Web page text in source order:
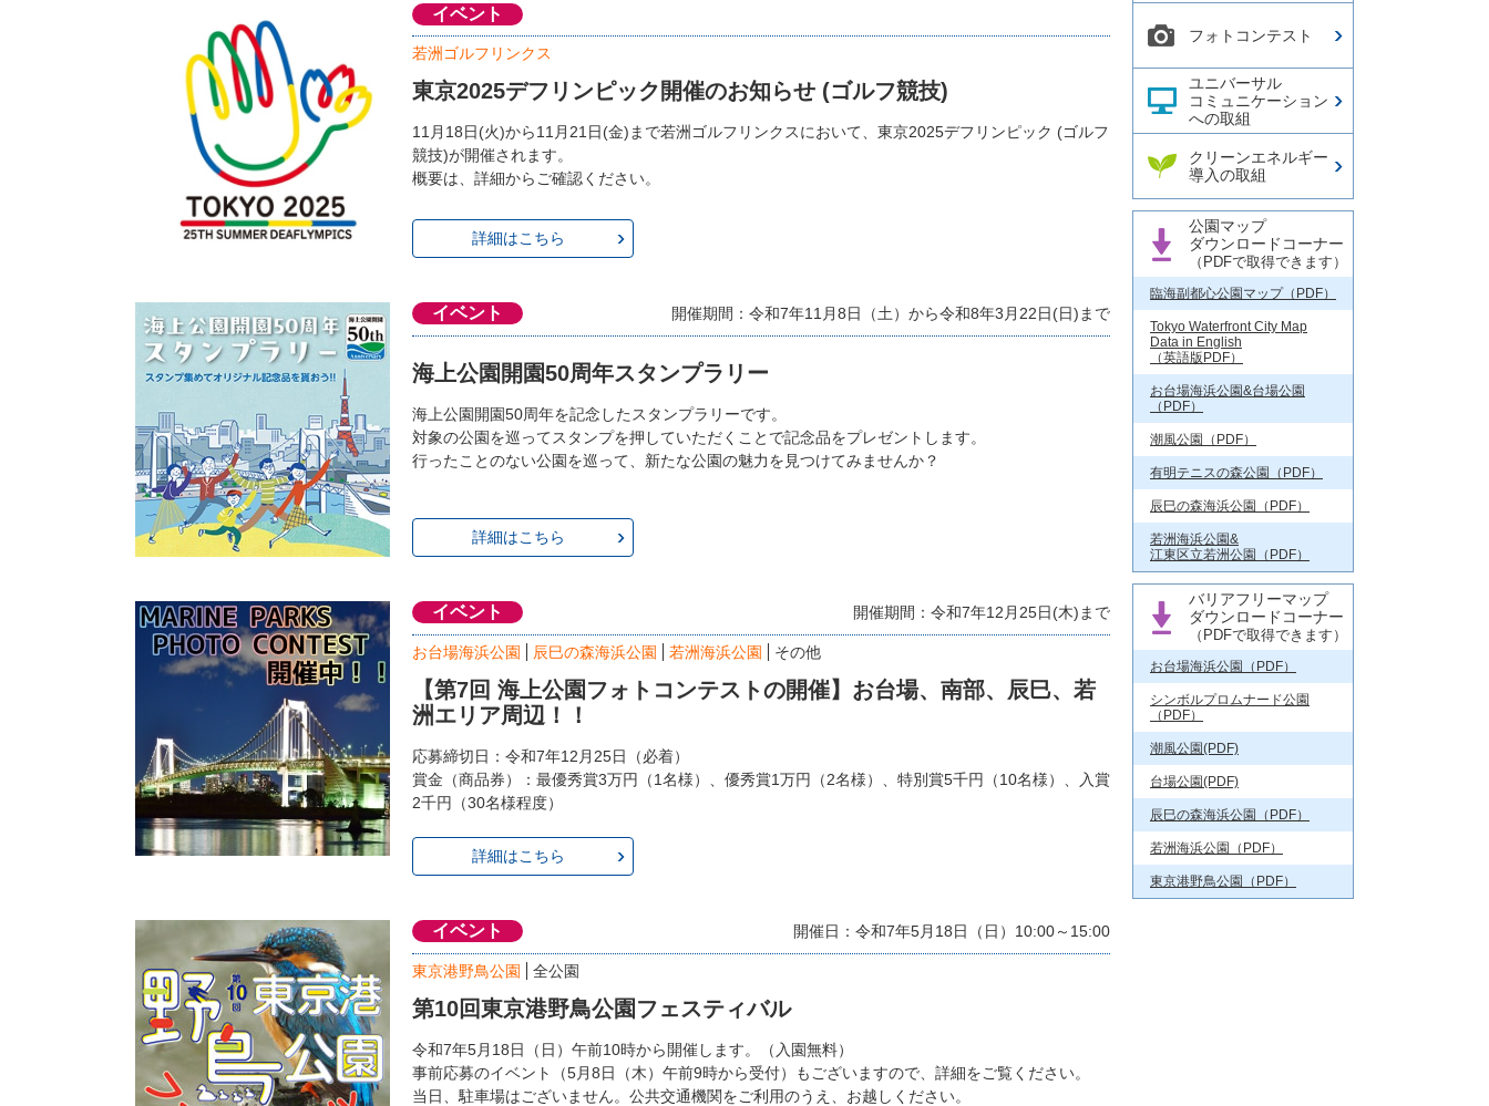
イベント
若洲ゴルフリンクス
東京2025デフリンピック開催のお知らせ (ゴルフ競技)
11月18日(火)から11月21日(金)まで若洲ゴルフリンクスにおいて、東京2025デフリンピック (ゴルフ
競技)が開催されます。
概要は、詳細からご確認ください。
詳細はこちら
イベント 開催期間：令和7年11月8日（土）から令和8年3月22日(日)まで
海上公園開園50周年スタンプラリー
海上公園開園50周年を記念したスタンプラリーです。
対象の公園を巡ってスタンプを押していただくことで記念品をプレゼントします。
行ったことのない公園を巡って、新たな公園の魅力を見つけてみませんか？
詳細はこちら
イベント 開催期間：令和7年12月25日(木)まで
お台場海浜公園 辰巳の森海浜公園 若洲海浜公園 その他
【第7回 海上公園フォトコンテストの開催】お台場、南部、辰巳、若
洲エリア周辺！！
応募締切日：令和7年12月25日（必着）
賞金（商品券）：最優秀賞3万円（1名様）、優秀賞1万円（2名様）、特別賞5千円（10名様）、入賞
2千円（30名様程度）
詳細はこちら
イベント 開催日：令和7年5月18日（日）10:00～15:00
東京港野鳥公園 全公園
第10回東京港野鳥公園フェスティバル
令和7年5月18日（日）午前10時から開催します。（入園無料）
事前応募のイベント（5月8日（木）午前9時から受付）もございますので、詳細をご覧ください。
当日、駐車場はございません。公共交通機関をご利用のうえ、お越しください。
フォトコンテスト
ユニバーサル
コミュニケーション
への取組
クリーンエネルギー
導入の取組
公園マップ
ダウンロードコーナー
（PDFで取得できます）
臨海副都心公園マップ（PDF）
Tokyo Waterfront City Map
Data in English
（英語版PDF）
お台場海浜公園&台場公園
（PDF）
潮風公園（PDF）
有明テニスの森公園（PDF）
辰巳の森海浜公園（PDF）
若洲海浜公園&
江東区立若洲公園（PDF）
バリアフリーマップ
ダウンロードコーナー
（PDFで取得できます）
お台場海浜公園（PDF）
シンボルプロムナード公園
（PDF）
潮風公園(PDF)
台場公園(PDF)
辰巳の森海浜公園（PDF）
若洲海浜公園（PDF）
東京港野鳥公園（PDF）